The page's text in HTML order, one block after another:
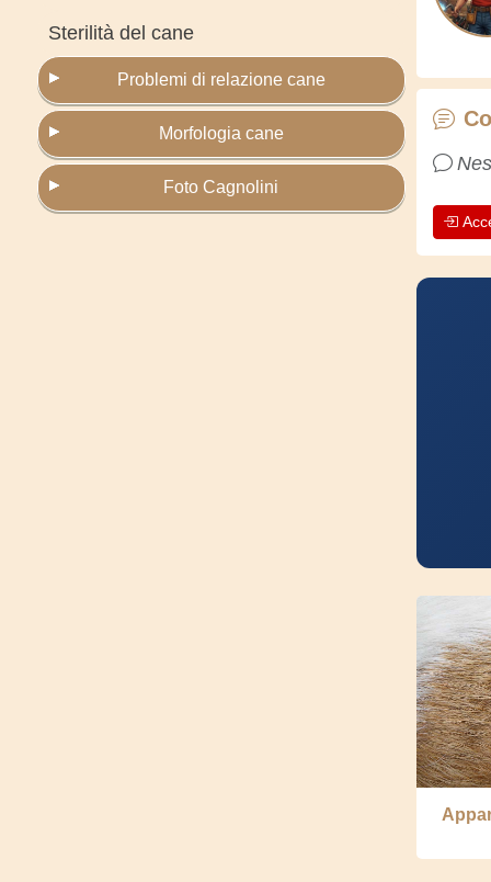
Sterilità del cane
Problemi di relazione cane
Morfologia cane
Foto Cagnolini